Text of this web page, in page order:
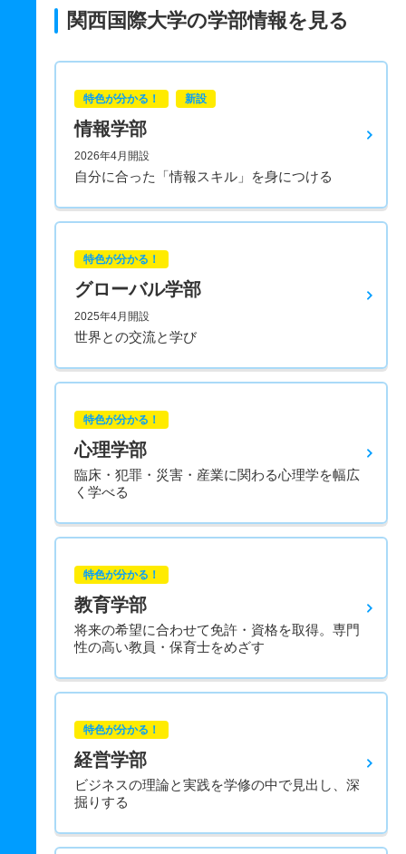
関西国際大学の学部情報を見る
特色が分かる！ 新設
情報学部
2026年4月開設
自分に合った「情報スキル」を身につける
特色が分かる！
グローバル学部
2025年4月開設
世界との交流と学び
特色が分かる！
心理学部
臨床・犯罪・災害・産業に関わる心理学を幅広
く学べる
特色が分かる！
教育学部
将来の希望に合わせて免許・資格を取得。専門
性の高い教員・保育士をめざす
特色が分かる！
経営学部
ビジネスの理論と実践を学修の中で見出し、深
掘りする